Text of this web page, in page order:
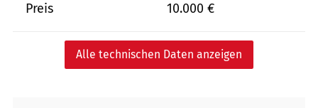
Preis 10.000 €
Alle technischen Daten anzeigen